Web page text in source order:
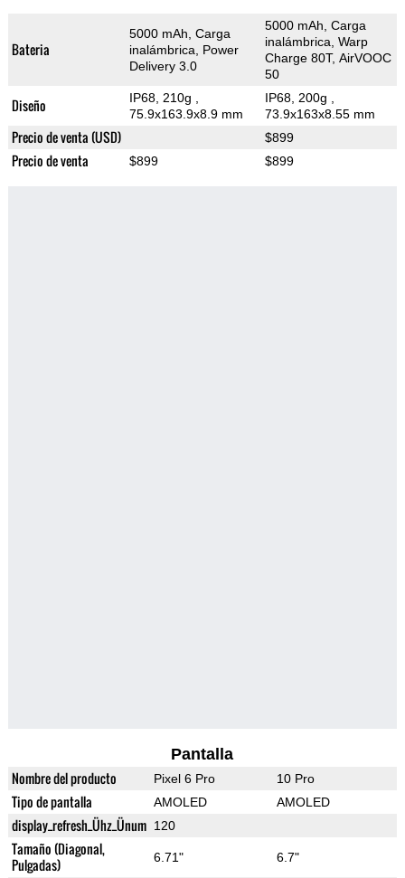
Bateria
5000 mAh, Carga
inalámbrica, Power
Delivery 3.0
5000 mAh, Carga
inalámbrica, Warp
Charge 80T, AirVOOC
50
Diseño IP68, 210g
75.9x163.9x8.9 mm
IP68, 200g
73.9x163x8.55 mm
Precio de venta (USD) $899
Precio de venta $899 $899
Pantalla
Nombre del producto Pixel 6 Pro 10 Pro
Tipo de pantalla AMOLED AMOLED
display_refresh_Ühz_Ünum 120
Tamaño (Diagonal,
Pulgadas)
6.71" 6.7"